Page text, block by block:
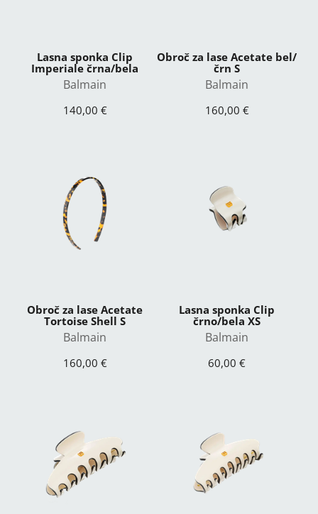
Lasna sponka Clip
Imperiale črna/bela
Balmain
140,00 €
Obroč za lase Acetate bel/
črn S
Balmain
160,00 €
Obroč za lase Acetate
Tortoise Shell S
Balmain
160,00 €
Lasna sponka Clip
črno/bela XS
Balmain
60,00 €